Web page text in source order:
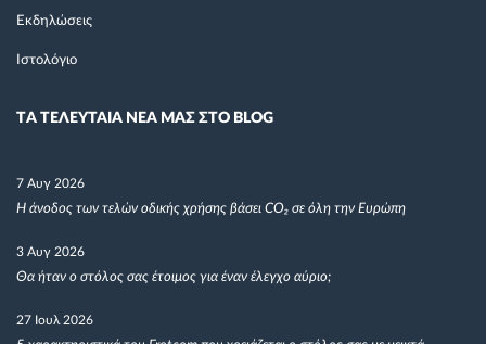
Εκδηλώσεις
Ιστολόγιο
TΑ ΤΕΛΕΥΤΑΙΑ ΝΕΑ ΜΑΣ ΣΤΟ BLOG
7 Αυγ 2026
Η άνοδος των τελών οδικής χρήσης βάσει CO₂ σε όλη την Ευρώπη
3 Αυγ 2026
Θα ήταν ο στόλος σας έτοιμος για έναν έλεγχο αύριο;
27 Ιουλ 2026